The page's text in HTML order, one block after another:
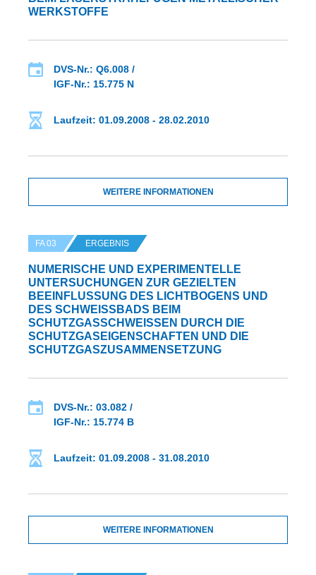
WERKSTOFFE
DVS-Nr.: Q6.008 /
IGF-Nr.: 15.775 N
Laufzeit: 01.09.2008 - 28.02.2010
WEITERE INFORMATIONEN
FA 03 ERGEBNIS
NUMERISCHE UND EXPERIMENTELLE
UNTERSUCHUNGEN ZUR GEZIELTEN
BEEINFLUSSUNG DES LICHTBOGENS UND
DES SCHWEISSBADS BEIM S
CHUTZGASSCHWEISSEN DURCH DIE SC
HUTZGASEIGENSCHAFTEN UND DIE SC
HUTZGASZUSAMMENSETZUNG
DVS-Nr.: 03.082 /
IGF-Nr.: 15.774 B
Laufzeit: 01.09.2008 - 31.08.2010
WEITERE INFORMATIONEN